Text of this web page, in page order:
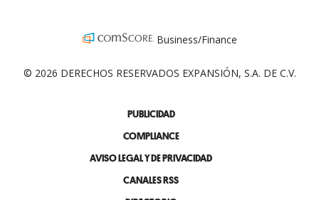
PUBLICIDAD
COMPLIANCE
AVISO LEGAL Y DE PRIVACIDAD
CANALES RSS
Business/Finance
© 2026 DERECHOS RESERVADOS EXPANSIÓN, S.A. DE C.V.